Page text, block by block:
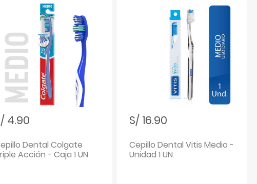
4.90
Dental Colgate
Acción - Caja 1 UN
S/ 16.90
Cepillo Dental Vitis Medio -
Unidad 1 UN